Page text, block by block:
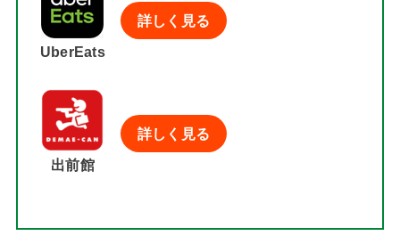
UberEats
詳しく見る
出前館
詳しく見る